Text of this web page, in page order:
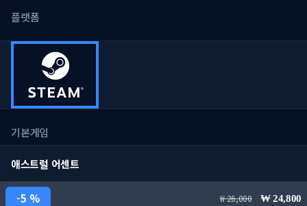
플랫폼
기본게임
애스트럴 어센트
5 % 26,000 24,800